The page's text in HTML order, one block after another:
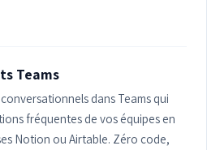
Teams
dans Teams qui
fréquentes de vos équipes en
Notion ou Airtable. Zéro code,